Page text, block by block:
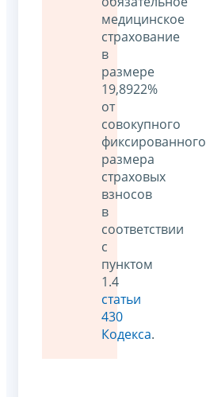
медицинское
страхование
в
размере
19,8922%
от
совокупного
фиксированного
размера
страховых
взносов
в
соответствии
с
пунктом
1.4
статьи
430
Кодекса.